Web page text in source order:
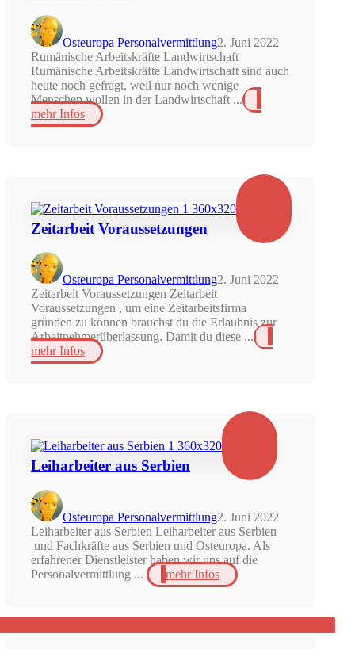
Osteuropa Personalvermittlung2. Juni 2022
Rumänische Arbeitskräfte Landwirtschaft
Rumänische Arbeitskräfte Landwirtschaft sind auch
heute noch gefragt, weil nur noch wenige
Menschen wollen in der Landwirtschaft ...
mehr Infos
Zeitarbeit Voraussetzungen
Osteuropa Personalvermittlung2. Juni 2022
Zeitarbeit Voraussetzungen Zeitarbeit
Voraussetzungen , um eine Zeitarbeitsfirma
gründen zu können brauchst du die Erlaubnis zur
Arbeitnehmerüberlassung. Damit du diese ...
mehr Infos
Leiharbeiter aus Serbien
Osteuropa Personalvermittlung2. Juni 2022
Leiharbeiter aus Serbien Leiharbeiter aus Serbien
und Fachkräfte aus Serbien und Osteuropa. Als
erfahrener Dienstleister haben wir uns auf die
Personalvermittlung ...
mehr Infos